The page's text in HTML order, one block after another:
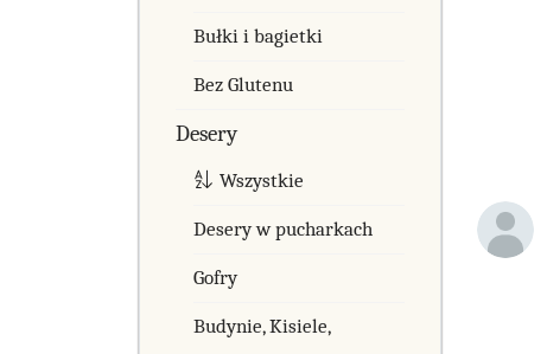
Bułki i bagietki
Bez Glutenu
Desery
Wszystkie
Desery w pucharkach
Gofry
Budynie, Kisiele,